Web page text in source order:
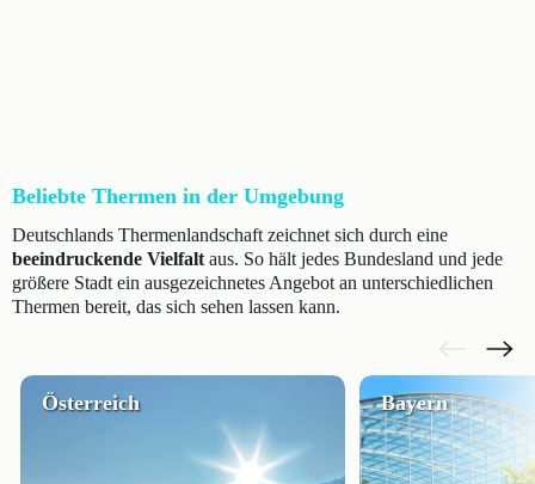
Beliebte Thermen in der Umgebung
Deutschlands Thermenlandschaft zeichnet sich durch eine
beeindruckende Vielfalt aus. So hält jedes Bundesland und jede
größere Stadt ein ausgezeichnetes Angebot an unterschiedlichen
Thermen bereit, das sich sehen lassen kann.
Österreich Bayern